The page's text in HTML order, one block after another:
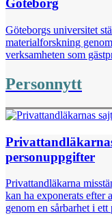
Göteborg
Göteborgs universitet
materialforskning
verksamheten som
Personnytt
personuppgifter
Privattandläkarna
kan ha exponerats efter
genom en sårbarhet i